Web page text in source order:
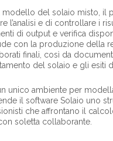
modello del solaio misto, il
l’analisi e di controllare i
di output e verifica
con la produzione della
finali, così da
del solaio e gli esiti
unico ambiente per
il software Solaio uno
che affrontano il
soletta collaborante.